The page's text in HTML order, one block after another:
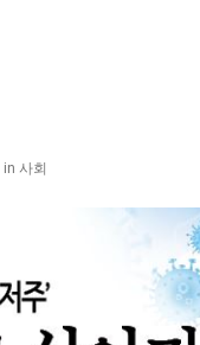
in 사회